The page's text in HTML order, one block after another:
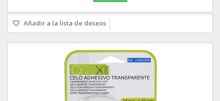
Añadir a la lista de deseos